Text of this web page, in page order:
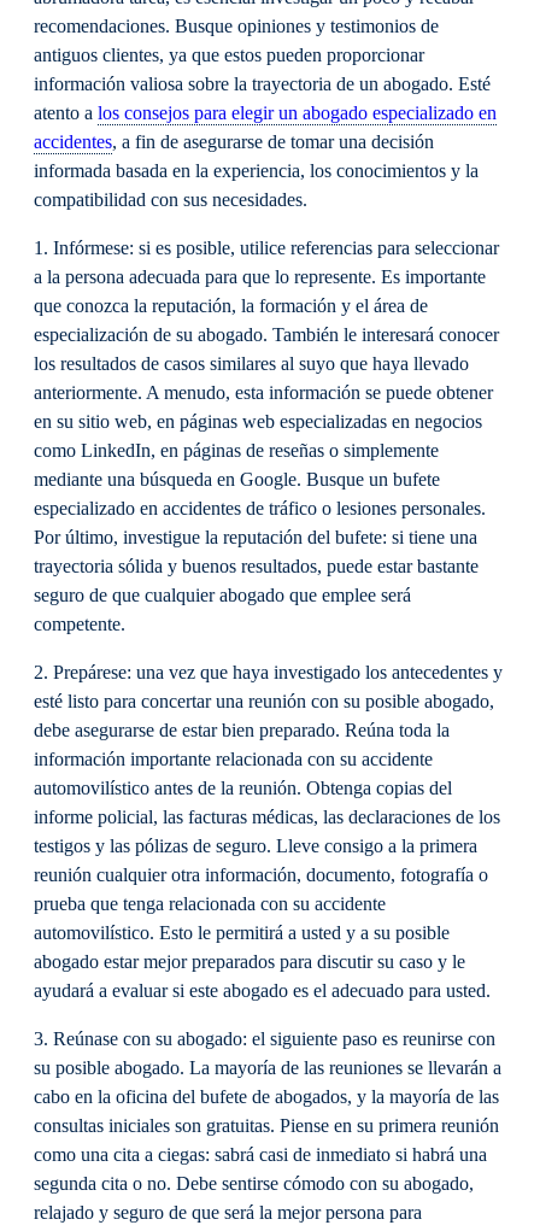
recomendaciones. Busque opiniones y testimonios de
antiguos clientes, ya que estos pueden proporcionar
información valiosa sobre la trayectoria de un abogado. Esté
atento a los consejos para elegir un abogado especializado en
accidentes, a fin de asegurarse de tomar una decisión
informada basada en la experiencia, los conocimientos y la
compatibilidad con sus necesidades.
1. Infórmese: si es posible, utilice referencias para seleccionar
a la persona adecuada para que lo represente. Es importante
que conozca la reputación, la formación y el área de
especialización de su abogado. También le interesará conocer
los resultados de casos similares al suyo que haya llevado
anteriormente. A menudo, esta información se puede obtener
en su sitio web, en páginas web especializadas en negocios
como LinkedIn, en páginas de reseñas o simplemente
mediante una búsqueda en Google. Busque un bufete
especializado en accidentes de tráfico o lesiones personales.
Por último, investigue la reputación del bufete: si tiene una
trayectoria sólida y buenos resultados, puede estar bastante
seguro de que cualquier abogado que emplee será
competente.
2. Prepárese: una vez que haya investigado los antecedentes y
esté listo para concertar una reunión con su posible abogado,
debe asegurarse de estar bien preparado. Reúna toda la
información importante relacionada con su accidente
automovilístico antes de la reunión. Obtenga copias del
informe policial, las facturas médicas, las declaraciones de los
testigos y las pólizas de seguro. Lleve consigo a la primera
reunión cualquier otra información, documento, fotografía o
prueba que tenga relacionada con su accidente
automovilístico. Esto le permitirá a usted y a su posible
abogado estar mejor preparados para discutir su caso y le
ayudará a evaluar si este abogado es el adecuado para usted.
3. Reúnase con su abogado: el siguiente paso es reunirse con
su posible abogado. La mayoría de las reuniones se llevarán a
cabo en la oficina del bufete de abogados, y la mayoría de las
consultas iniciales son gratuitas. Piense en su primera reunión
como una cita a ciegas: sabrá casi de inmediato si habrá una
segunda cita o no. Debe sentirse cómodo con su abogado,
relajado y seguro de que será la mejor persona para